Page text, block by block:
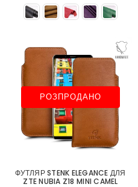
РОЗПРОДАНО
ФУТЛЯР STENK ELEGANCE ДЛЯ
ZTE NUBIA Z18 MINI CAMEL